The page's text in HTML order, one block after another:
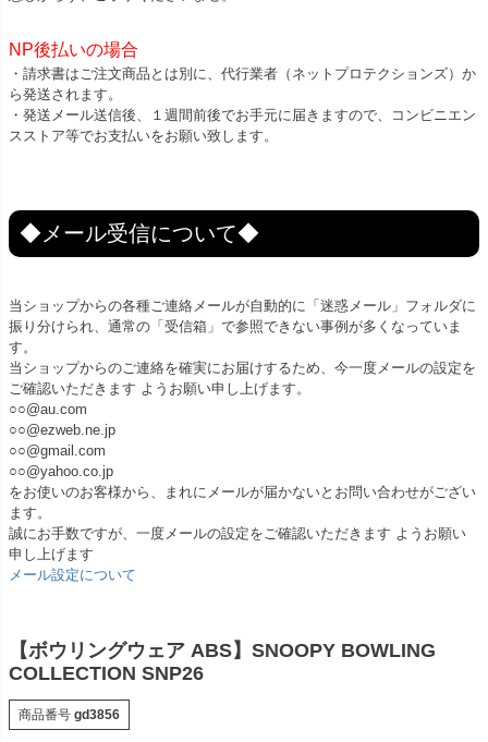
NP後払いの場合
・請求書はご注文商品とは別に、代行業者（ネットプロテクションズ）か
ら発送されます。
・発送メール送信後、１週間前後でお手元に届きますので、コンビニエン
スストア等でお支払いをお願い致します。
◆メール受信について◆
当ショップからの各種ご連絡メールが自動的に「迷惑メール」フォルダに
振り分けられ、通常の「受信箱」で参照できない事例が多くなっていま
す。
当ショップからのご連絡を確実にお届けするため、今一度メールの設定を
ご確認いただきます ようお願い申し上げます。
○○@au.com
○○@ezweb.ne.jp
○○@gmail.com
○○@yahoo.co.jp
をお使いのお客様から、まれにメールが届かないとお問い合わせがござい
ます。
誠にお手数ですが、一度メールの設定をご確認いただきます ようお願い
申し上げます
メール設定について
【ボウリングウェア ABS】SNOOPY BOWLING
COLLECTION SNP26
商品番号 gd3856